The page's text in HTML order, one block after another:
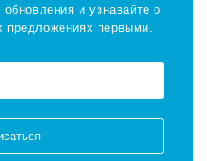
и узнавайте о
предложениях первыми.